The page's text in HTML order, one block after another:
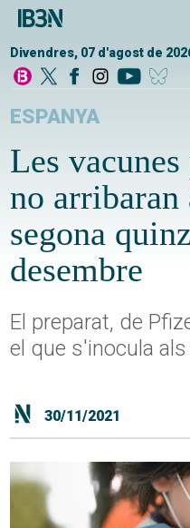
Divendres, 07 d'agost de
ESPANYA
Les
no arribaran
segona
desembre
El preparat, de
el que s'inocula
30/11/2021